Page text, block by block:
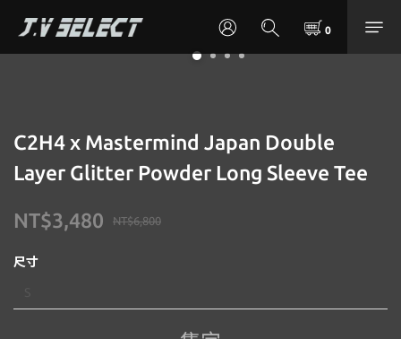
C2H4 x Mastermind Japan Double
Layer Glitter Powder Long Sleeve Tee
NT$6,800
NT$3,480
尺寸